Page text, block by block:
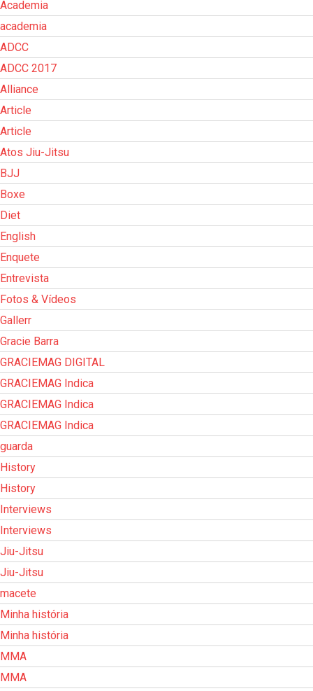
Academia
academia
ADCC
ADCC 2017
Alliance
Article
Article
Atos Jiu-Jitsu
BJJ
Boxe
Diet
English
Enquete
Entrevista
Fotos & Vídeos
Gallerr
Gracie Barra
GRACIEMAG DIGITAL
GRACIEMAG Indica
GRACIEMAG Indica
GRACIEMAG Indica
guarda
History
History
Interviews
Interviews
Jiu-Jitsu
Jiu-Jitsu
macete
Minha história
Minha história
MMA
MMA